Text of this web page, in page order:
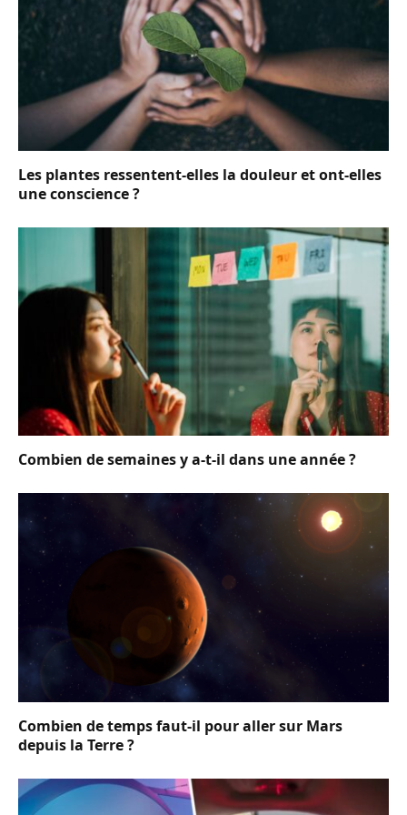
Les plantes ressentent-elles la douleur et ont-elles
une conscience ?
Combien de semaines y a-t-il dans une année ?
Combien de temps faut-il pour aller sur Mars
depuis la Terre ?